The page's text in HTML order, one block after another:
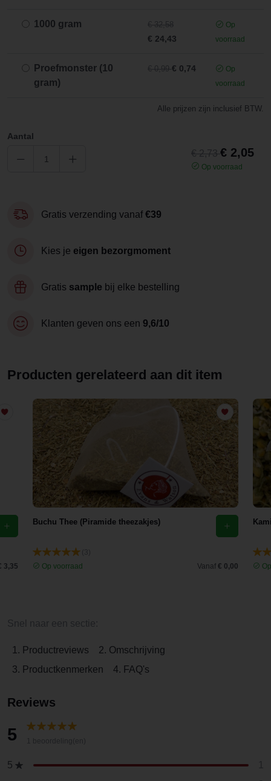
1000 gram
€ 24,43
Op
voorraad
Proefmonster (10
gram)
€ 0,74
Op
voorraad
Alle prijzen zijn inclusief BTW.
Aantal
€ 2,05
Op voorraad
Gratis verzending vanaf €39
Kies je eigen bezorgmoment
Gratis sample bij elke bestelling
Klanten geven ons een 9,6/10
Producten gerelateerd aan dit item
3,35
Buchu Thee (Piramide theezakjes)
Op voorraad
Vanaf € 0,00
1. Productreviews
2. Omschrijving
3. Productkenmerken
4. FAQ's
Reviews
5
5